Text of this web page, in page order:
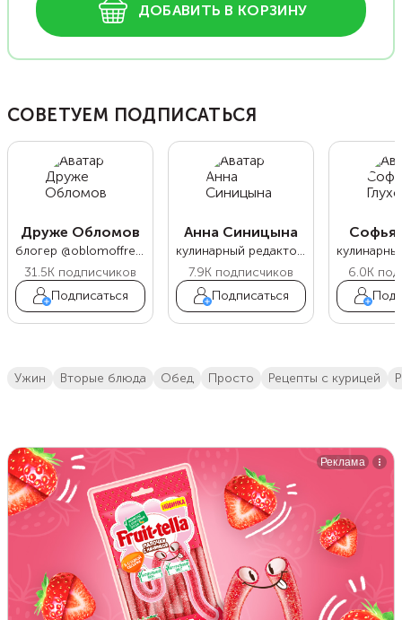
ДОБАВИТЬ В КОРЗИНУ
СОВЕТУЕМ ПОДПИСАТЬСЯ
Друже Обломов
блогер @oblomoffrecipe
31.5K подписчиков
Подписаться
Анна Синицына
кулинарный редактор Food.ru
7.9K подписчиков
Подписаться
Софья
6.0K
ужин вторые блюда обед просто Рецепты с курицей